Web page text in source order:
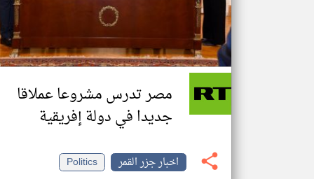
مصر تدرس مشروعا عملاقا
جديدا في دولة إفريقية
اخبار جزر القمر
Politics